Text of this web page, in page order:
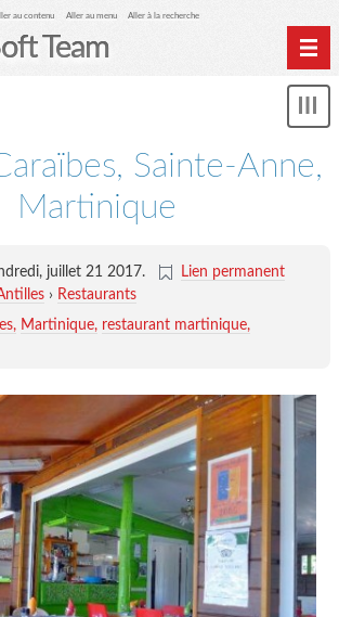
au contenu Aller au menu Aller à la recherche
Team
Sainte-Anne,
Martinique
juillet 21 2017.
Lien permanent
› Restaurants
Martinique restaurant martinique